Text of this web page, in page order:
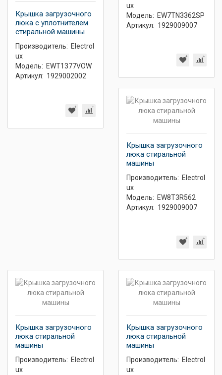
Крышка загрузочного
люка с уплотнителем
стиральной машины
Производитель: Electrol
ux
Модель: EWT1377VOW
Артикул: 1929002002
ux
Модель: EW7TN3362SP
Артикул: 1929009007
Крышка загрузочного
люка стиральной
машины
Производитель: Electrol
ux
Модель: EW8T3R562
Артикул: 1929009007
Крышка загрузочного
люка стиральной
машины
Производитель: Electrol
ux
Крышка загрузочного
люка стиральной
машины
Производитель: Electrol
ux